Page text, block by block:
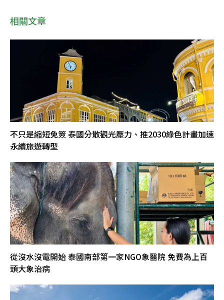
相關文章
不只是縮短免簽 泰國分散觀光壓力、推2030綠色計畫加速
永續旅遊轉型
從沒水沒電開始 泰國南部第一家NGO象醫院 免費為上百
頭大象治病